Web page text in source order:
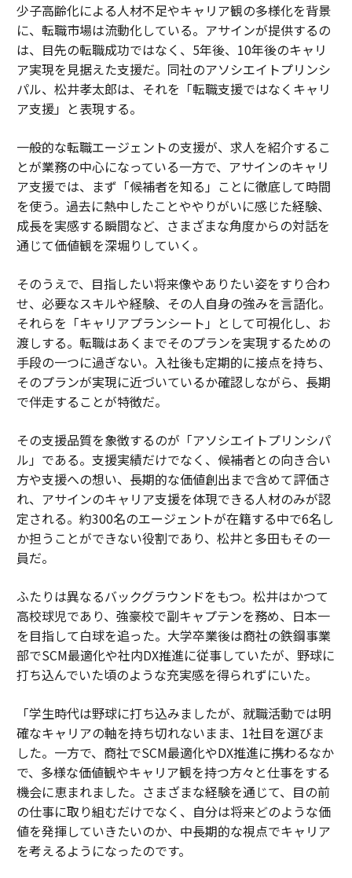
少子高齢化による人材不足やキャリア観の多様化を背景
に、転職市場は流動化している。アサインが提供するの
は、目先の転職成功ではなく、5年後、10年後のキャリ
ア実現を見据えた支援だ。同社のアソシエイトプリンシ
パル、松井孝太郎は、それを「転職支援ではなくキャリ
ア支援」と表現する。
一般的な転職エージェントの支援が、求人を紹介するこ
とが業務の中心になっている一方で、アサインのキャリ
ア支援では、まず「候補者を知る」ことに徹底して時間
を使う。過去に熱中したことややりがいに感じた経験、
成長を実感する瞬間など、さまざまな角度からの対話を
通じて価値観を深堀りしていく。
そのうえで、目指したい将来像やありたい姿をすり合わ
せ、必要なスキルや経験、その人自身の強みを言語化。
それらを「キャリアプランシート」として可視化し、お
渡しする。転職はあくまでそのプランを実現するための
手段の一つに過ぎない。入社後も定期的に接点を持ち、
そのプランが実現に近づいているか確認しながら、長期
で伴走することが特徴だ。
その支援品質を象徴するのが「アソシエイトプリンシパ
ル」である。支援実績だけでなく、候補者との向き合い
方や支援への想い、長期的な価値創出まで含めて評価さ
れ、アサインのキャリア支援を体現できる人材のみが認
定される。約300名のエージェントが在籍する中で6名し
か担うことができない役割であり、松井と多田もその一
員だ。
ふたりは異なるバックグラウンドをもつ。松井はかつて
高校球児であり、強豪校で副キャプテンを務め、日本一
を目指して白球を追った。大学卒業後は商社の鉄鋼事業
部でSCM最適化や社内DX推進に従事していたが、野球に
打ち込んでいた頃のような充実感を得られずにいた。
「学生時代は野球に打ち込みましたが、就職活動では明
確なキャリアの軸を持ち切れないまま、1社目を選びま
した。一方で、商社でSCM最適化やDX推進に携わるなか
で、多様な価値観やキャリア観を持つ方々と仕事をする
機会に恵まれました。さまざまな経験を通じて、目の前
の仕事に取り組むだけでなく、自分は将来どのような価
値を発揮していきたいのか、中長期的な視点でキャリア
を考えるようになったのです。